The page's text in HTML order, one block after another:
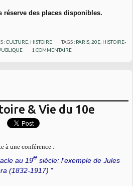
réserve des places disponibles.
:CULTURE, HISTOIRE TAGS : PARIS ,20E HISTOIRE-
1 COMMENTAIRE
& Vie du 10e
à une conférence :
au 19esiècle: l'exemple de Jules
(1832-1917) "